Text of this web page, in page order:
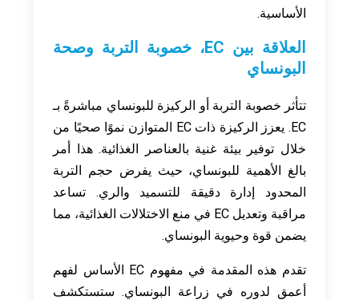
الأساسية.
العلاقة بين EC، خصوبة التربة وصحة
البونساي
تتأثر خصوبة التربة أو الركيزة للبونساي مباشرةً بـ
EC. يعزز الركيزة ذات EC المتوازن نموًا صحيًا من
خلال توفير بيئة غنية بالعناصر الغذائية. هذا أمر
بالغ الأهمية للبونساي، حيث يفرض حجم التربة
المحدود إدارة دقيقة للتسميد والري. تساعد
مراقبة وتعديل EC في منع الاختلالات الغذائية، مما
يضمن قوة وحيوية البونساي.
تقدم هذه المقدمة في مفهوم EC الأساس لفهم
أعمق لدوره في زراعة البونساي. ستستكشف